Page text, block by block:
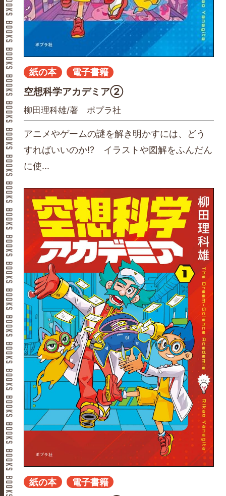
紙の本 電子書籍
空想科学アカデミア②
柳田理科雄/著 ポプラ社
アニメやゲームの謎を解き明かすには、どう
すればいいのか⁉ イラストや図解をふんだん
に使...
紙の本 電子書籍